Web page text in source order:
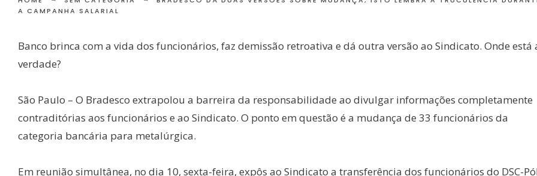
A CAMPANHA SALARIAL
Banco brinca com a vida dos funcionários, faz demissão retroativa e dá outra versão ao Sindicato. Onde está
verdade?
São Paulo – O Bradesco extrapolou a barreira da responsabilidade ao divulgar informações completamente
contraditórias aos funcionários e ao Sindicato. O ponto em questão é a mudança de 33 funcionários da
categoria bancária para metalúrgica.
Em reunião simultânea, no dia 10, sexta-feira, expôs ao Sindicato a transferência dos funcionários do DSC-